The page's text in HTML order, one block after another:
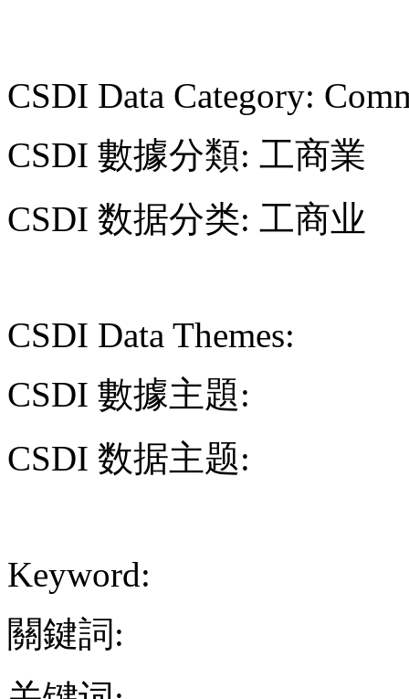
CSDI Data Category:
CSDI 數據分類: 工商業
CSDI 数据分类: 工商业
CSDI Data Themes:
CSDI 數據主題:
CSDI 数据主题:
Keyword:
關鍵詞: